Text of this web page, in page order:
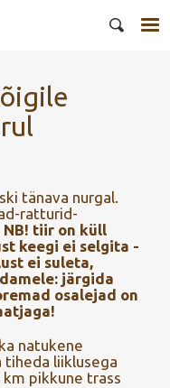
tänava nurgal.
ratturid-
NB! tiir on küll
keegi ei selgita -
ei suleta,
järgida
osalejad on
natukene
liiklusega
pikkune trass